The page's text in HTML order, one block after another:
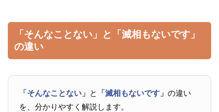
「そんなことない」と「滅相もないです」
の違い
「そんなことない」 と 「滅相もないです」の違い
を、分かりやすく解説します。